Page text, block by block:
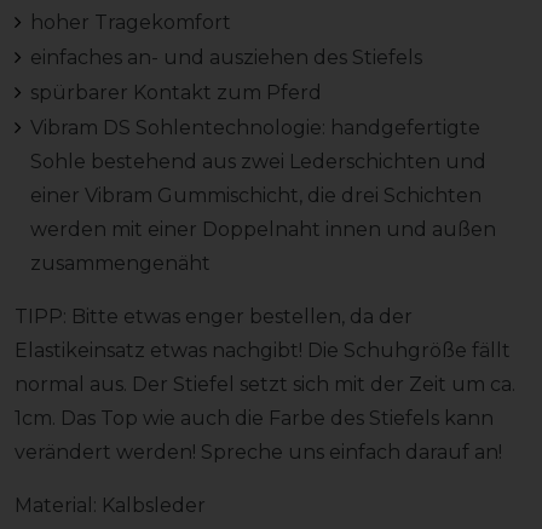
hoher Tragekomfort
einfaches an- und ausziehen des Stiefels
spürbarer Kontakt zum Pferd
Vibram DS Sohlentechnologie: handgefertigte
Sohle bestehend aus zwei Lederschichten und
einer Vibram Gummischicht, die drei Schichten
werden mit einer Doppelnaht innen und außen
zusammengenäht
TIPP: Bitte etwas enger bestellen, da der
Elastikeinsatz etwas nachgibt! Die Schuhgröße fällt
normal aus. Der Stiefel setzt sich mit der Zeit um ca.
1cm. Das Top wie auch die Farbe des Stiefels kann
verändert werden! Spreche uns einfach darauf an!
Material: Kalbsleder